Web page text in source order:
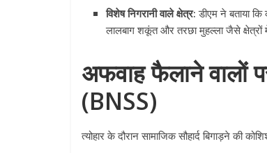
विशेष निगरानी वाले क्षेत्र: डीएम ने बताया
लालबाग शकूंत और तरछा मुहल्ला जैसे क्षेत्रों में
अफवाह फैलाने वालों
(BNSS)
त्योहार के दौरान सामाजिक सौहार्द बिगाड़ने की